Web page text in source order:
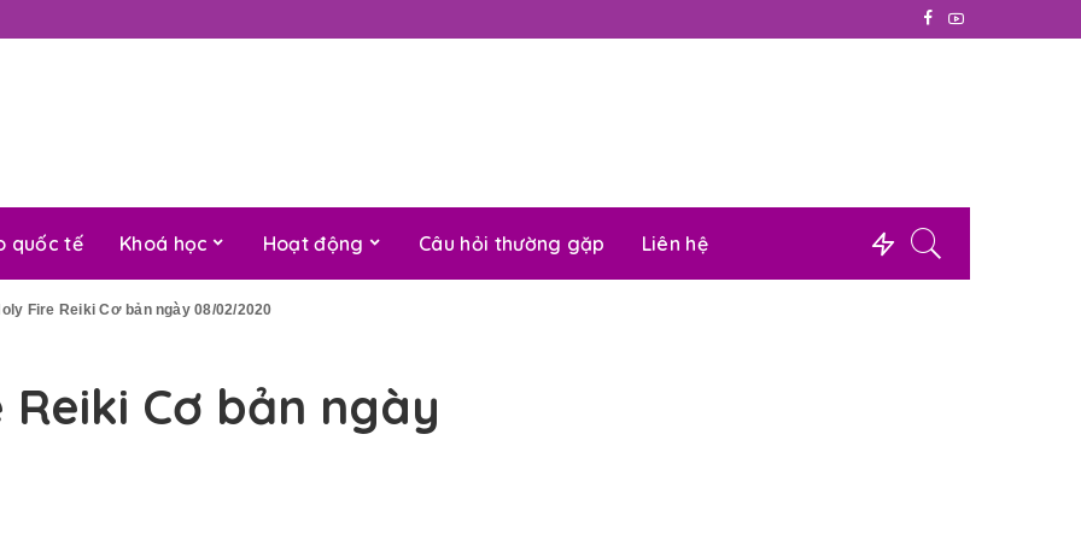
quốc tế Khoá học Hoạt động Câu hỏi thường gặp Liên hệ
Fire Reiki Cơ bản ngày 08/02/2020
Cơ bản ngày